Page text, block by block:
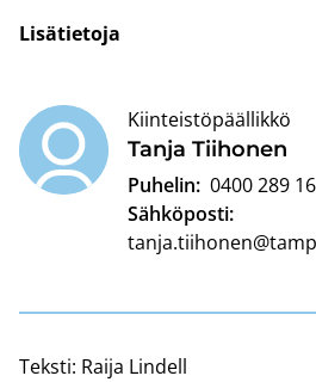
Li­sä­tie­to­ja
Tanja Tii­ho­nen
Kiinteistöpäällikkö
Puhelin: 0400 289
Sähköposti:
Teksti: Raija Lindell